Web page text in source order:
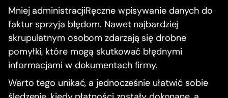
Mniej administracjiRęczne wpisywanie danych do
faktur sprzyja błędom. Nawet najbardziej
skrupulatnym osobom zdarzają się drobne
pomyłki, które mogą skutkować błędnymi
informacjami w dokumentach firmy.
Warto tego unikać, a jednocześnie ułatwić sobie